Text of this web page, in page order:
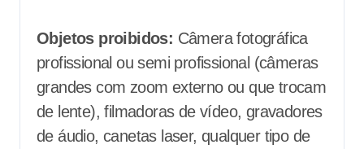
Objetos proibidos: Câmera fotográfica
profissional ou semi profissional (câmeras
grandes com zoom externo ou que trocam
de lente), filmadoras de vídeo, gravadores
de áudio, canetas laser, qualquer tipo de